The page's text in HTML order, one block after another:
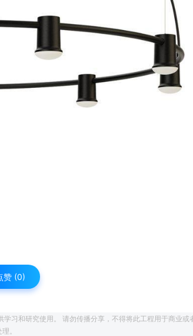
赞 (0)
习和研究使用。 请勿传播分享，不得将此工程用于商业或
。